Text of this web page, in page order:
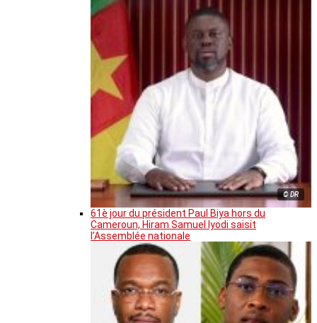
© DR
61è jour du président Paul Biya hors du
Cameroun, Hiram Samuel Iyodi saisit
l’Assemblée nationale